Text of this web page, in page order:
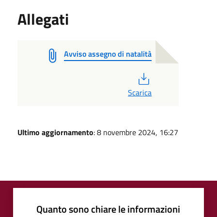
Allegati
Avviso assegno di natalità
Scarica
Ultimo aggiornamento: 8 novembre 2024, 16:27
Quanto sono chiare le informazioni